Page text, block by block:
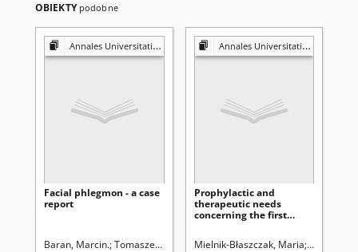
OBIEKTY podobne
Annales Universitatis Mariae Curie-Skłodowska. Sectio D, Medicina
Facial phlegmon - a case
report
Baran, Marcin. Tomaszewski, Tomasz (medycyna). Jośko, Izabela.
Annales Universitatis Mariae Curie-Skłodowska. Sectio D, Medicina
Prophylactic and
therapeutic needs
concerning the first
the Chair and
Mielnik-Błaszczak, Maria